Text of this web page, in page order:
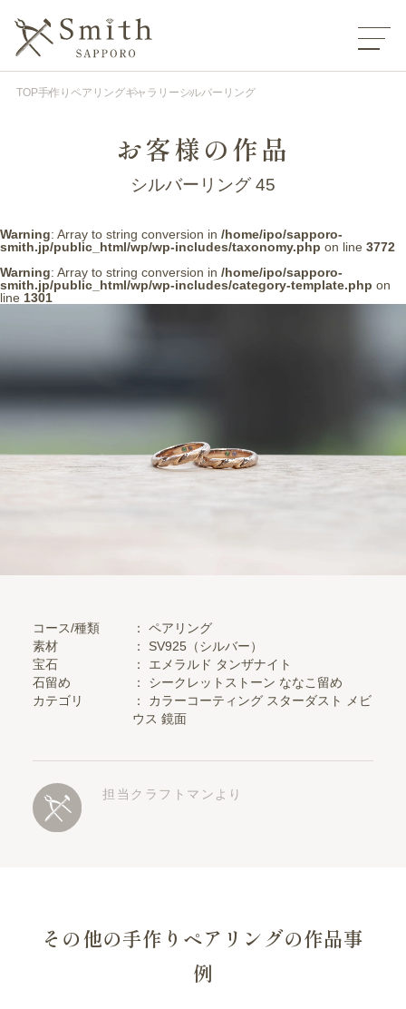
TOP手作りペアリングギャラリー シルバーリング
お客様の作品
シルバーリング 45
Warning: Array to string conversion in /home/ipo/sapporo-
smith.jp/public_html/wp/wp-includes/taxonomy.php on line 3772
Warning: Array to string conversion in /home/ipo/sapporo-
smith.jp/public_html/wp/wp-includes/category-template.php on
line 1301
コース/種類
： ペアリング
素材
： SV925（シルバー）
宝石
： エメラルド タンザナイト
石留め
： シークレットストーン ななこ留め
カテゴリ
： カラーコーティング スターダスト
メビ
ウス鏡面
担当クラフトマンより
その他の手作りペアリングの作品事
例